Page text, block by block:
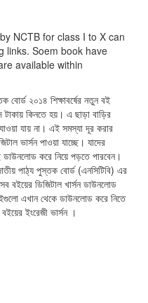
NCTB for class I to X can
links. Soem book have
available within
বোর্ড ২০১৪ শিক্ষাবর্ষের নতুন বই
টাকায় কিনতে হয়। এ ছাড়া বাড়ির
যায় না। এই সমস্যা দূর করার
ভার্সন পাওয়া যাচ্ছে। যাদের
ডাউনলোড করে নিয়ে পড়তে পারবেন।
পাঠ্য পুস্তক বোর্ড (এনসিটিবি) এর
বইয়ের ডিজিটাল খার্সন ডাউনলোড
এখান থেকে ডাউনলোড করে নিতে
ইংরেজী ভার্সন ।